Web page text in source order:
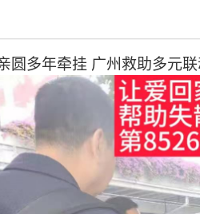
圆多年牵挂 广州救助多元